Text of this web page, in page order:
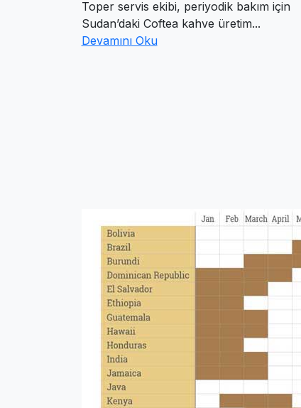
Toper servis ekibi, periyodik bakım için
Sudan’daki Coftea kahve üretim...
Devamını Oku